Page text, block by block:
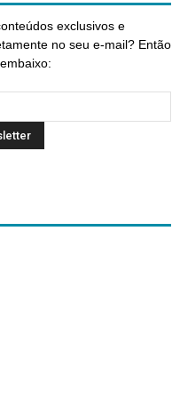
exclusivos e
no seu e-mail? Então